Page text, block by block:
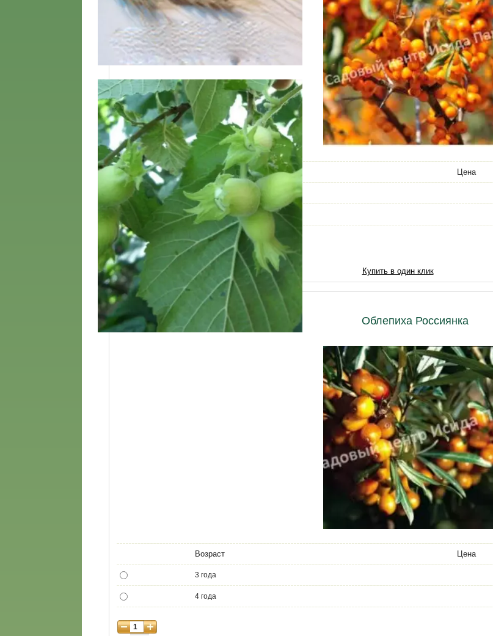
Возраст Цена
3 года
4 года
5 лет
6 лет
7 лет
8 лет
9 лет
Купить в один клик
Облепиха Россиянка
Возраст Цена
3 года
4 года